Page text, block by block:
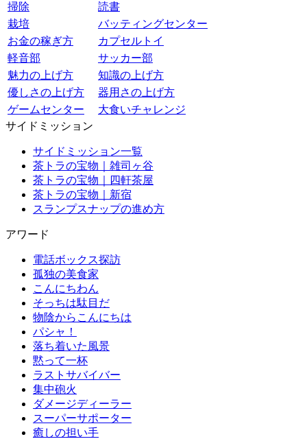
掃除
読書
栽培
バッティングセンター
お金の稼ぎ方
カプセルトイ
軽音部
サッカー部
魅力の上げ方
知識の上げ方
優しさの上げ方
器用さの上げ方
ゲームセンター
大食いチャレンジ
サイドミッション
サイドミッション一覧
茶トラの宝物｜雑司ヶ谷
茶トラの宝物｜四軒茶屋
茶トラの宝物｜新宿
スランプスナップの進め方
アワード
電話ボックス探訪
孤独の美食家
こんにちわん
そっちは駄目だ
物陰からこんにちは
パシャ！
落ち着いた風景
黙って一杯
ラストサバイバー
集中砲火
ダメージディーラー
スーパーサポーター
癒しの担い手